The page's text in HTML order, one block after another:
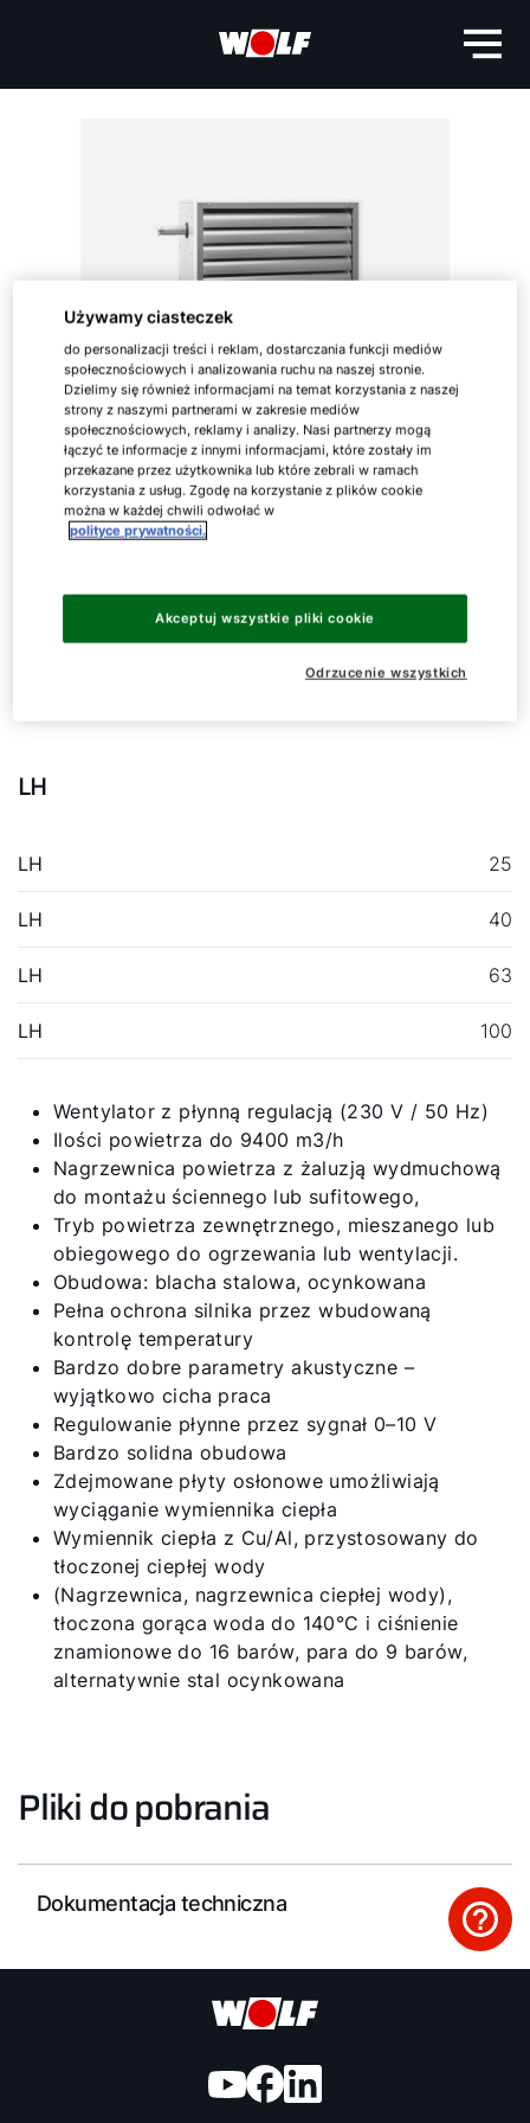
Nagrzewnica powietrza
LH
LH 25
LH 40
LH 63
LH 100
Wentylator z płynną regulacją (230 V / 50 Hz)
Ilości powietrza do 9400 m3/h
Nagrzewnica powietrza z żaluzją wydmuchową
do montażu ściennego lub sufitowego,
Tryb powietrza zewnętrznego, mieszanego lub
obiegowego do ogrzewania lub wentylacji.
Obudowa: blacha stalowa, ocynkowana
Pełna ochrona silnika przez wbudowaną
kontrolę temperatury
Bardzo dobre parametry akustyczne –
wyjątkowo cicha praca
Regulowanie płynne przez sygnał 0–10 V
Bardzo solidna obudowa
Zdejmowane płyty osłonowe umożliwiają
wyciąganie wymiennika ciepła
Wymiennik ciepła z Cu/Al, przystosowany do
tłoczonej ciepłej wody
(Nagrzewnica, nagrzewnica ciepłej wody),
tłoczona gorąca woda do 140°C i ciśnienie
znamionowe do 16 barów, para do 9 barów,
alternatywnie stal ocynkowana
Pliki do pobrania
Dokumentacja techniczna
Przydatne linki
Service App
Kontakt
Serwis Portal
Używamy ciasteczek
do personalizacji treści i reklam, dostarczania funkcji mediów
społecznościowych i analizowania ruchu na naszej stronie.
Dzielimy się również informacjami na temat korzystania z naszej
strony z naszymi partnerami w zakresie mediów
społecznościowych, reklamy i analizy. Nasi partnerzy mogą
łączyć te informacje z innymi informacjami, które zostały im
przekazane przez użytkownika lub które zebrali w ramach
korzystania z usług. Zgodę na korzystanie z plików cookie
można w każdej chwili odwołać w
polityce prywatności.
Odrzucenie wszystkich
Akceptuj wszystkie pliki cookie